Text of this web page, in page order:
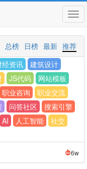
推荐
最新
日榜
总榜
经资讯
建筑设计
JS代码
网站模板
职业咨询
职业交流
问答社区
搜索引擎
AI 人工智能
社交
6w